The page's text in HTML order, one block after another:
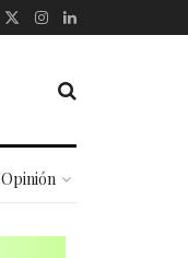
Opinión